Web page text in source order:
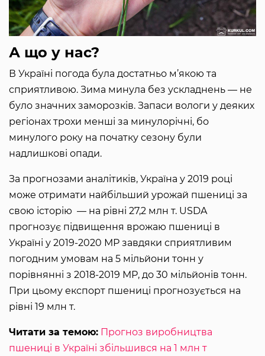
А що у нас?
В Україні погода була достатньо м’якою та
сприятливою. Зима минула без ускладнень — не
було значних заморозків. Запаси вологи у деяких
регіонах трохи менші за минулорічні, бо
минулого року на початку сезону були
надлишкові опади.
За прогнозами аналітиків, Україна у 2019 році
може отримати найбільший урожай пшениці за
свою історію — на рівні 27,2 млн т. USDA
прогнозує підвищення врожаю пшениці в
Україні у 2019-2020 МР завдяки сприятливим
погодним умовам на 5 мільйони тонн у
порівнянні з 2018-2019 МР, до 30 мільйонів тонн.
При цьому експорт пшениці прогнозується на
рівні 19 млн т.
Читати за темою: Прогноз виробництва
пшениці в Україні збільшився на 1 млн т